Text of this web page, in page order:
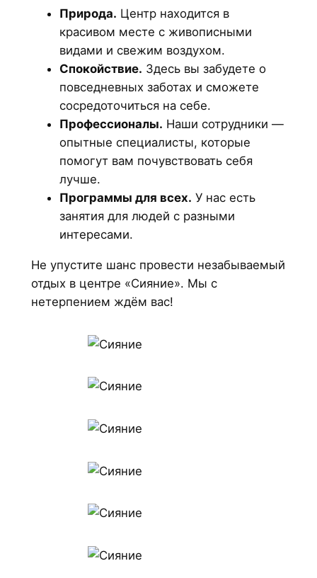
Природа. Центр находится в
красивом месте с живописными
видами и свежим воздухом.
Спокойствие. Здесь вы забудете о
повседневных заботах и сможете
сосредоточиться на себе.
Профессионалы. Наши сотрудники —
опытные специалисты, которые
помогут вам почувствовать себя
лучше.
Программы для всех. У нас есть
занятия для людей с разными
интересами.
Не упустите шанс провести незабываемый
отдых в центре «Сияние». Мы с
нетерпением ждём вас!